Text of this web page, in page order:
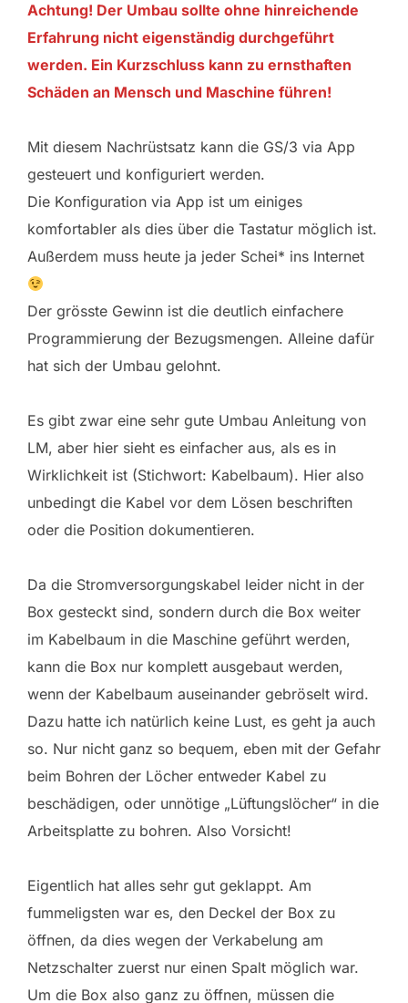
Achtung! Der Umbau sollte ohne hinreichende
Erfahrung nicht eigenständig durchgeführt
werden. Ein Kurzschluss kann zu ernsthaften
Schäden an Mensch und Maschine führen!
Mit diesem Nachrüstsatz kann die GS/3 via App
gesteuert und konfiguriert werden.
Die Konfiguration via App ist um einiges
komfortabler als dies über die Tastatur möglich ist.
Außerdem muss heute ja jeder Schei* ins Internet
Der grösste Gewinn ist die deutlich einfachere
Programmierung der Bezugsmengen. Alleine dafür
hat sich der Umbau gelohnt.
Es gibt zwar eine sehr gute Umbau Anleitung von
LM, aber hier sieht es einfacher aus, als es in
Wirklichkeit ist (Stichwort: Kabelbaum). Hier also
unbedingt die Kabel vor dem Lösen beschriften
oder die Position dokumentieren.
Da die Stromversorgungskabel leider nicht in der
Box gesteckt sind, sondern durch die Box weiter
im Kabelbaum in die Maschine geführt werden,
kann die Box nur komplett ausgebaut werden,
wenn der Kabelbaum auseinander gebröselt wird.
Dazu hatte ich natürlich keine Lust, es geht ja auch
so. Nur nicht ganz so bequem, eben mit der Gefahr
beim Bohren der Löcher entweder Kabel zu
beschädigen, oder unnötige „Lüftungslöcher“ in die
Arbeitsplatte zu bohren. Also Vorsicht!
Eigentlich hat alles sehr gut geklappt. Am
fummeligsten war es, den Deckel der Box zu
öffnen, da dies wegen der Verkabelung am
Netzschalter zuerst nur einen Spalt möglich war.
Um die Box also ganz zu öffnen, müssen die